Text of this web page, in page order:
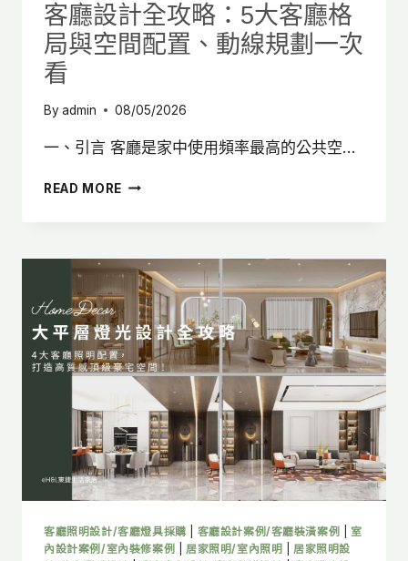
客廳設計全攻略：5大客廳格
局與空間配置、動線規劃一次
看
Byadmin 08/05/2026
一、引言 客廳是家中使用頻率最高的公共空…
READ MORE 客
全
攻
略：
5
大
客
廳
局
與
空
間
配
動
線
客廳照明設計/客廳燈具採購 客廳設計案例/客廳裝潢案例 |室
內設計案例/室內裝修案例
居家照明/室內照明 |居家照明設